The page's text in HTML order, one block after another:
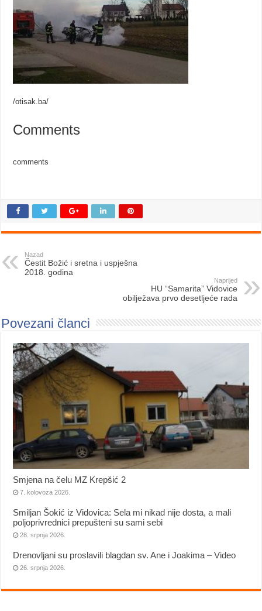
/otisak.ba/
Comments
comments
Nazad
Čestit Božić i sretna i uspješna
2018. godina
Naprijed
HU “Samarita” Vidovice
obilježava prvo desetljeće rada
Povezani članci
Smjena na čelu MZ Krepšić 2
7. kolovoza 2026.
Smiljan Šokić iz Vidovica: Sela mi nikad nije dosta, a mali
poljoprivrednici prepušteni su sami sebi
28. srpnja 2026.
Drenovljani su proslavili blagdan sv. Ane i Joakima – Video
26. srpnja 2026.